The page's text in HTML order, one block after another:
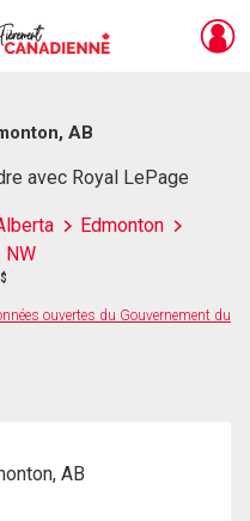
AB
avec Royal LePage
Edmonton
NW
ouvertes du Gouvernement du